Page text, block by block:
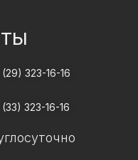
323-16-16
323-16-16